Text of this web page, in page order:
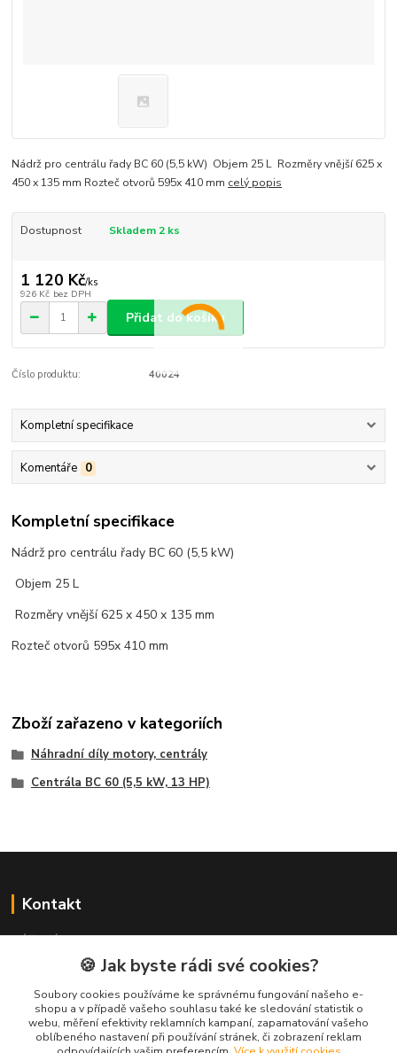
Nádrž pro centrálu řady BC 60 (5,5 kW) Objem 25 L Rozměry vnější 625 x
450 x 135 mm Rozteč otvorů 595x 410 mm celý popis
Dostupnost Skladem 2 ks
1 120 Kč/ks
926 Kč bez DPH
Přidat do košíku
Číslo produktu: 40024
Kompletní specifikace
Komentáře 0
Kompletní specifikace
Nádrž pro centrálu řady BC 60 (5,5 kW)
Objem 25 L
Rozměry vnější 625 x 450 x 135 mm
Rozteč otvorů 595x 410 mm
Zboží zařazeno v kategoriích
Náhradní díly motory, centrály
Centrála BC 60 (5,5 kW, 13 HP)
Kontakt
+420 481 621 329
centraly@enhlava.cz
🍪 Jak byste rádi své cookies?
Soubory cookies používáme ke správnému fungování našeho e-
shopu a v případě vašeho souhlasu také ke sledování statistik o
webu, měření efektivity reklamních kampaní, zapamatování vašeho
oblíbeného nastavení při používání stránek, či zobrazení reklam